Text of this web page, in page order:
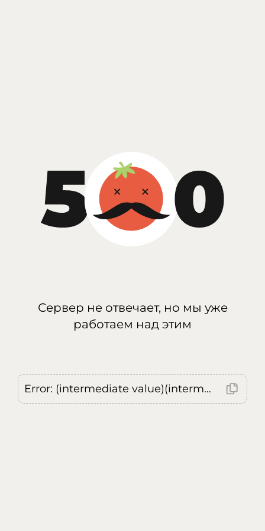
Сервер не отвечает, но мы уже
работаем над этим
Error: (intermediate value)(intermediate value)(intermediate value).replaceAll is not a function